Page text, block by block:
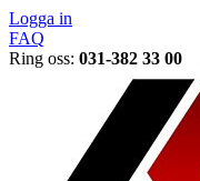
Logga in
FAQ
Ring oss: 031-382 33 00